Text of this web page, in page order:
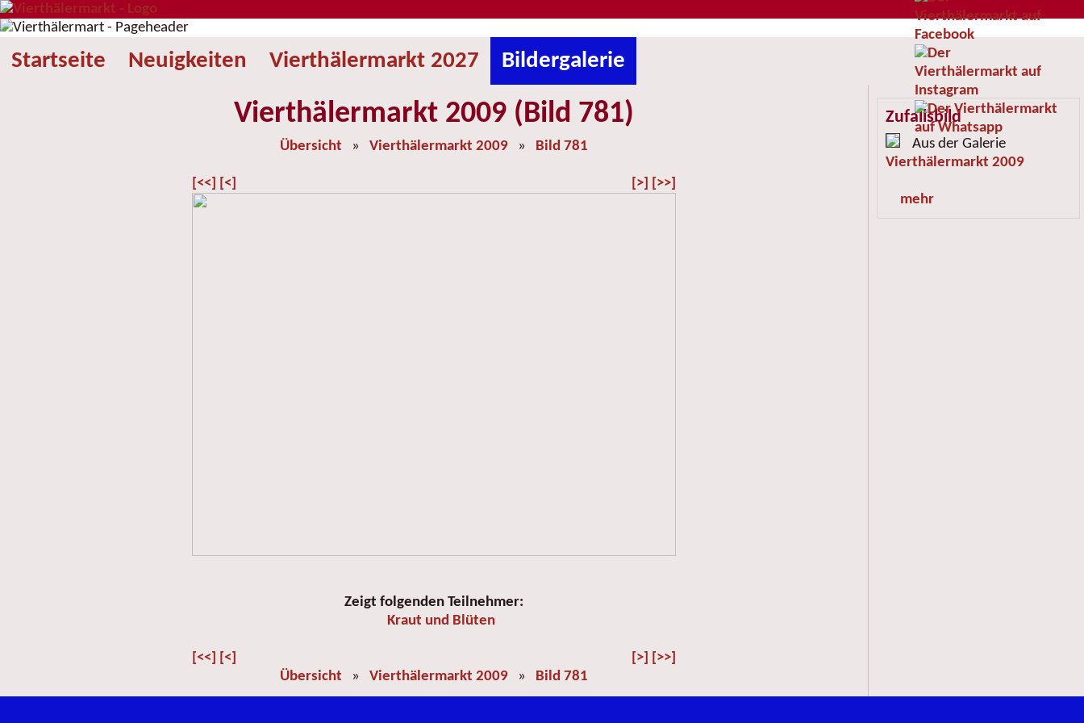
Startseite Neuigkeiten Vierthälermarkt 2027 Bildergalerie
Vierthälermarkt 2009 (Bild 781)
Übersicht » Vierthälermarkt 2009 » Bild 781
[<<] [<] [>] [>>]
Zeigt folgenden Teilnehmer:
Kraut und Blüten
[<<] [<] [>] [>>]
Übersicht » Vierthälermarkt 2009 » Bild 781
Zufallsbild
Aus der Galerie
Vierthälermarkt 2009
mehr